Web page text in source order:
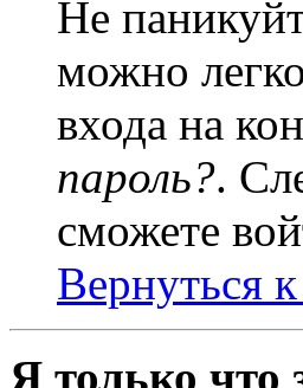
Не
можно
входа на
пароль?.
сможете
Вернуться
Я только что